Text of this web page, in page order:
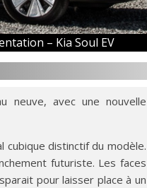
– Kia Soul EV
neuve, avec une nouvelle
cubique distinctif du modèle.
futuriste. Les faces
pour laisser place à un